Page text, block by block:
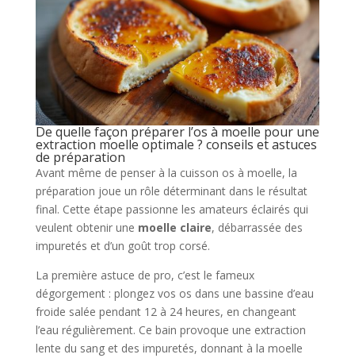
De quelle façon préparer l’os à moelle pour une
extraction moelle optimale ? conseils et astuces
de préparation
Avant même de penser à la cuisson os à moelle, la
préparation joue un rôle déterminant dans le résultat
final. Cette étape passionne les amateurs éclairés qui
veulent obtenir une moelle claire, débarrassée des
impuretés et d’un goût trop corsé.
La première astuce de pro, c’est le fameux
dégorgement : plongez vos os dans une bassine d’eau
froide salée pendant 12 à 24 heures, en changeant
l’eau régulièrement. Ce bain provoque une extraction
lente du sang et des impuretés, donnant à la moelle